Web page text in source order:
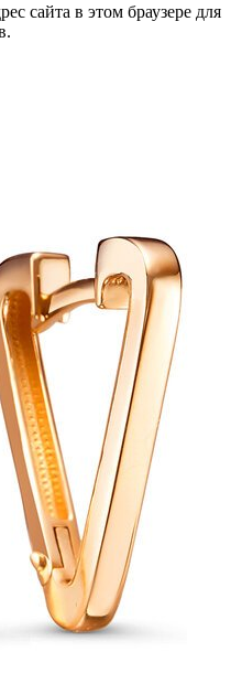
сайта в этом браузере для